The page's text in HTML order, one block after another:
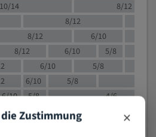
10/14
8/12
8/12
8/12 6/10
8/12 6/10
5/8
6/10
5/8
6/10 5/8
6/10 5/8
4/6
6/10 Zustimmung ×